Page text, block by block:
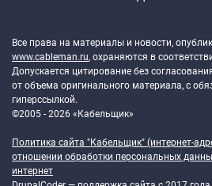
Все права на материалы и новости,
www.cableman.ru, охраняются в
Допускается цитирование без
от объема оригинального материала, с
гиперссылкой.
©2005 - 2026 «Кабельщик»
Политика сайта "Кабельщик" (интернет-
отношении обработки персональных
интернет